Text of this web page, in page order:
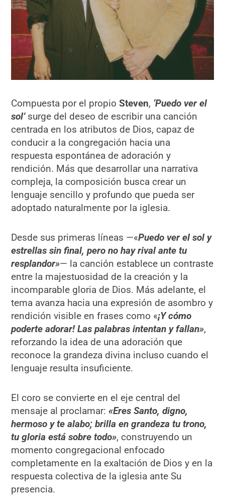
Compuesta por el propioSteven, ‘Puedo ver el
sol’surge del deseo de escribir una canción
centrada en los atributos de Dios, capaz de
conducir a la congregación hacia una
respuesta espontánea de adoración y
rendición. Más que desarrollar una narrativa
compleja, la composición busca crear un
lenguaje sencillo y profundo que pueda ser
adoptado naturalmente por la iglesia.
Desde sus primeras líneas —«Puedo ver el sol y
estrellas sin final, pero no hay rival ante tu
resplandor»— la canción establece un contraste
entre la majestuosidad de la creación y la
incomparable gloria de Dios. Más adelante, el
tema avanza hacia una expresión de asombro y
rendición visible en frases como «¡Y cómo
poderte adorar! Las palabras intentan y fallan»,
reforzando la idea de una adoración que
reconoce la grandeza divina incluso cuando el
lenguaje resulta insuficiente.
El coro se convierte en el eje central del
mensaje al proclamar:«Eres Santo, digno,
hermoso y te alabo; brilla en grandeza tu trono,
tu gloria está sobre todo», construyendo un
momento congregacional enfocado
completamente en la exaltación de Dios y en la
respuesta colectiva de la iglesia ante Su
presencia.